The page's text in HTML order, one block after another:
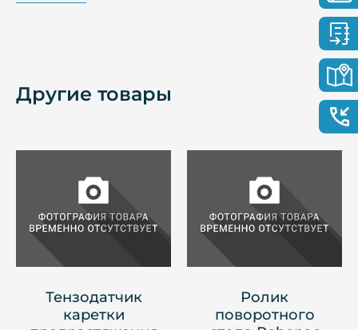
Другие товары
Тензодатчик
каретки
Ролик
поворотного